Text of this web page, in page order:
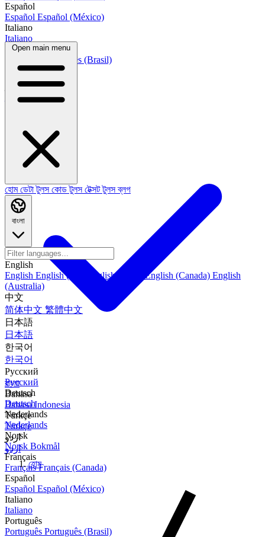
Español
Español Español (México)
Italiano
Italiano
Português
Português (Brasil)
العربية
العربية
हिन्दी
বাংলা
Bahasa
Bahasa Indonesia
Türkçe
Türkçe
اردو
اردو
Open main menu
হোমডেটা টুলসকোড টুলসটেক্সট টুলসব্লগ
বাংলা
English
English English (US) English (India) English (Canada) English
(Australia)
中文
简体中文 繁體中文
日本語
日本語
한국어
한국어
Русский
Русский
Deutsch
Deutsch
Nederlands
Nederlands
Norsk
Norsk Bokmål
Français
FrançaisFrançais (Canada)
Español
Español Español (México)
Italiano
Italiano
Português
Português Português (Brasil)
হোম